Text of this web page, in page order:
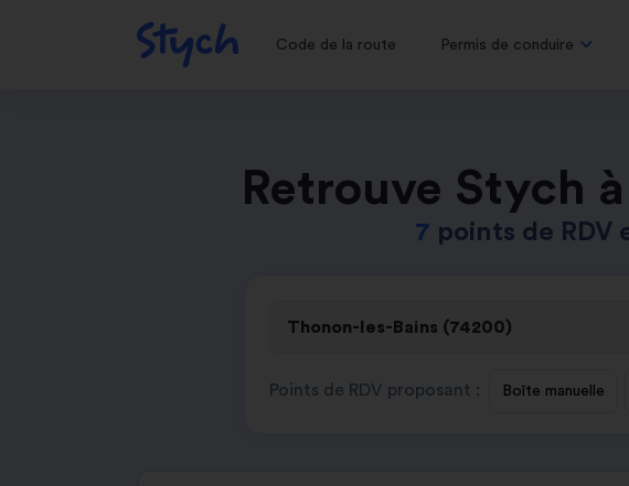
Code de la route Permis de conduire
Retrouve Stych
7 points de RDV
Points de RDV proposant : Boîte manuelle